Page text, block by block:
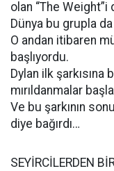
olan “The
Dünya bu grupla
O andan itibaren
başlıyordu.
Dylan ilk şarkısına
mırıldanmalar
Ve bu şarkının
diye bağırdı…
SEYİRCİLERDEN